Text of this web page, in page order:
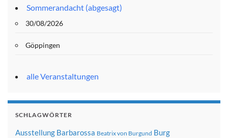
Sommerandacht (abgesagt)
30/08/2026
Göppingen
alle Veranstaltungen
SCHLAGWÖRTER
Ausstellung Barbarossa Beatrix von Burgund Burg